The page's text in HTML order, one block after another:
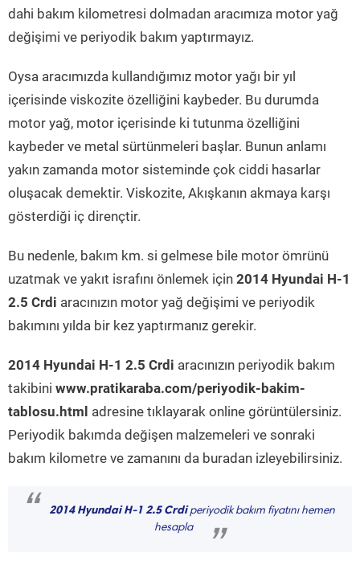
dahi bakım kilometresi dolmadan aracımıza motor yağ
değişimi ve periyodik bakım yaptırmayız.
Oysa aracımızda kullandığımız motor yağı bir yıl
içerisinde viskozite özelliğini kaybeder. Bu durumda
motor yağ, motor içerisinde ki tutunma özelliğini
kaybeder ve metal sürtünmeleri başlar. Bunun anlamı
yakın zamanda motor sisteminde çok ciddi hasarlar
oluşacak demektir. Viskozite, Akışkanın akmaya karşı
gösterdiği iç dirençtir.
Bu nedenle, bakım km. si gelmese bile motor ömrünü
uzatmak ve yakıt israfını önlemek için 2014 Hyundai H-1
2.5 Crdi aracınızın motor yağ değişimi ve periyodik
bakımını yılda bir kez yaptırmanız gerekir.
2014 Hyundai H-1 2.5 Crdi aracınızın periyodik bakım
takibini www.pratikaraba.com/periyodik-bakim-
tablosu.html adresine tıklayarak online görüntülersiniz.
Periyodik bakımda değişen malzemeleri ve sonraki
bakım kilometre ve zamanını da buradan izleyebilirsiniz.
“ 2014 Hyundai H-1 2.5 Crdiperiyodik bakım fiyatını hemen
hesapla
”